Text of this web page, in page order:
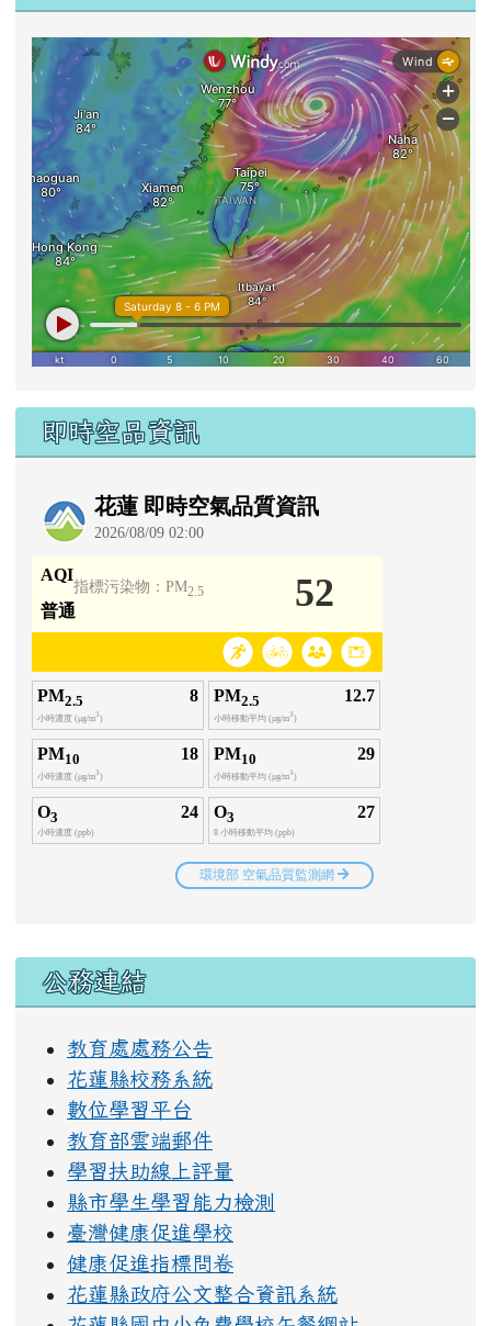
即時空品資訊
右邊區域內容
公務連結
教育處處務公告
花蓮縣校務系統
數位學習平台
教育部雲端郵件
學習扶助線上評量
縣市學生學習能力檢測
臺灣健康促進學校
健康促進指標問卷
花蓮縣政府公文整合資訊系統